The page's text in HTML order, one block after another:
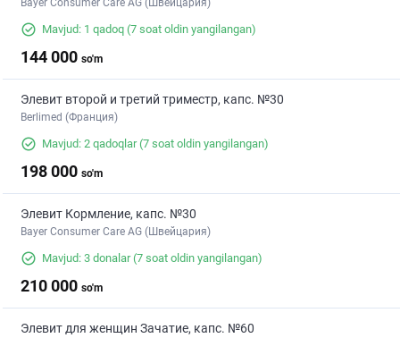
Bayer Consumer Care AG (Швейцария)
Mavjud: 1 qadoq (7 soat oldin yangilangan)
144 000 so'm
Элевит второй и третий триместр, капс. №30
Berlimed (Франция)
Mavjud: 2 qadoqlar(7 soat oldin yangilangan)
198 000 so'm
Элевит Кормление, капс. №30
Bayer Consumer Care AG (Швейцария)
Mavjud: 3 donalar(7 soat oldin yangilangan)
210 000 so'm
Элевит для женщин Зачатие, капс. №60